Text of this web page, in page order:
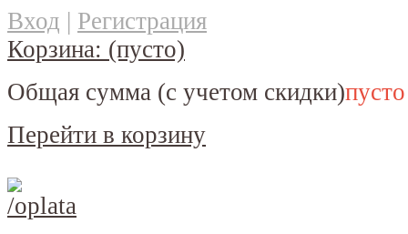
Вход | Регистрация
Корзина: (пусто)
Общая сумма (с учетом скидки)пусто
Перейти в корзину